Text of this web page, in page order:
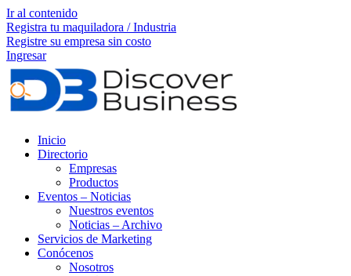
Ir al contenido
Registra tu maquiladora / Industria
Registre su empresa sin costo
Ingresar
Inicio
Directorio
Empresas
Productos
Eventos – Noticias
Nuestros eventos
Noticias – Archivo
Servicios de Marketing
Conócenos
Nosotros